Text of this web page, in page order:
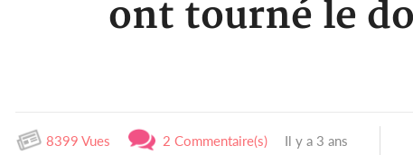
ont tourné le
8399 Vues 2 Commentaire(s) Il y a 3 ans